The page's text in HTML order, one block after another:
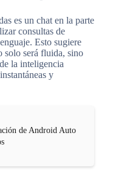
es un chat en la parte
consultas de
Esto sugiere
solo será fluida, sino
la inteligencia
y
de Android Auto